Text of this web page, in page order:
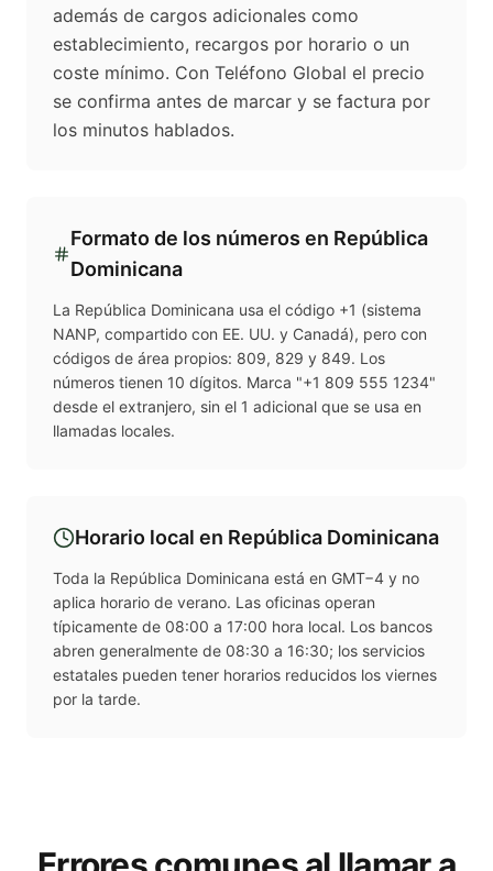
además de cargos adicionales como
establecimiento, recargos por horario o un
coste mínimo. Con Teléfono Global el precio
se confirma antes de marcar y se factura por
los minutos hablados.
Formato de los números en República
Dominicana
La República Dominicana usa el código +1 (sistema
NANP, compartido con EE. UU. y Canadá), pero con
códigos de área propios: 809, 829 y 849. Los
números tienen 10 dígitos. Marca "+1 809 555 1234"
desde el extranjero, sin el 1 adicional que se usa en
llamadas locales.
Horario local en República Dominicana
Toda la República Dominicana está en GMT−4 y no
aplica horario de verano. Las oficinas operan
típicamente de 08:00 a 17:00 hora local. Los bancos
abren generalmente de 08:30 a 16:30; los servicios
estatales pueden tener horarios reducidos los viernes
por la tarde.